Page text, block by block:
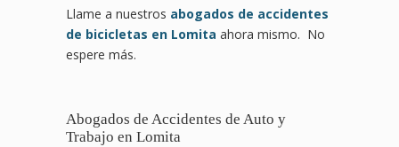
Llame a nuestros abogados de accidentes
de bicicletas en Lomita ahora mismo. No
espere más.
Abogados de Accidentes de Auto y
Trabajo en Lomita